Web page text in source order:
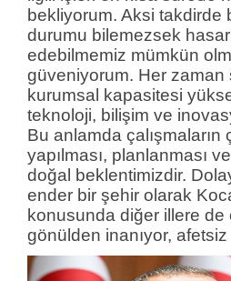
bekliyorum. Aksi takdirde
durumu bilemezsek
edebilmemiz mümkün
güveniyorum. Her zaman
kurumsal kapasitesi
teknoloji, bilişim ve
Bu anlamda çalışmaların
yapılması, planlanması
doğal beklentimizdir.
ender bir şehir olarak
konusunda diğer illere
gönülden inanıyor,